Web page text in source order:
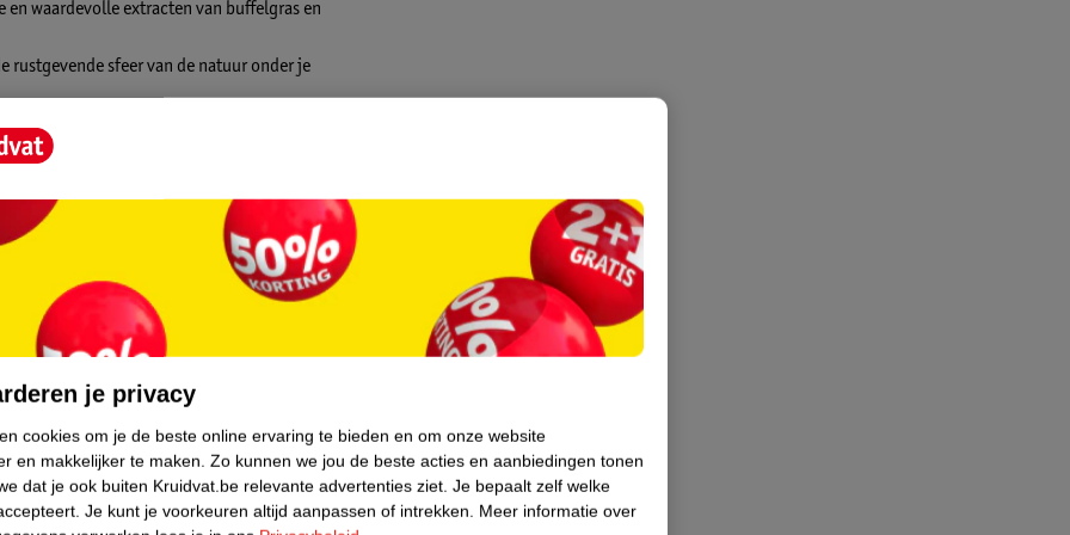
waardevolle extracten van buffelgras en
rustgevende sfeer van de natuur onder je
een voedende formule die je
is geschikt voor alle huidtypen.
& IJslands Mos 2-in-1 Douche:
je privacy
cookies om je de beste online ervaring te bieden en om onze website
en makkelijker te maken. Zo kunnen we jou de beste acties en aanbiedingen tonen
dat je ook buiten Kruidvat.be relevante advertenties ziet. Je bepaalt zelf welke
Je kunt je voorkeuren altijd aanpassen of intrekken. Meer informatie over